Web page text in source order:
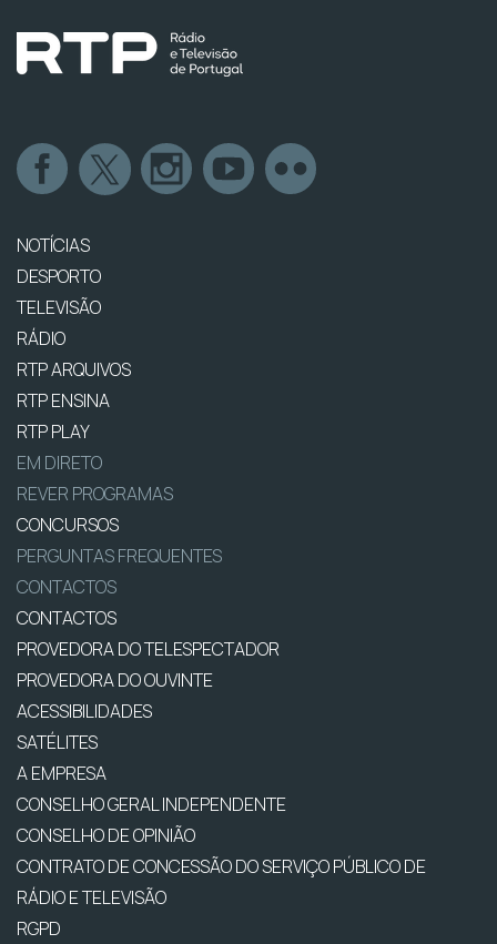
NOTÍCIAS
DESPORTO
TELEVISÃO
RÁDIO
RTP ARQUIVOS
RTP ENSINA
RTP PLAY
EM DIRETO
REVER PROGRAMAS
CONCURSOS
PERGUNTAS FREQUENTES
CONTACTOS
CONTACTOS
PROVEDORA DO TELESPECTADOR
PROVEDORA DO OUVINTE
ACESSIBILIDADES
SATÉLITES
A EMPRESA
CONSELHO GERAL INDEPENDENTE
CONSELHO DE OPINIÃO
CONTRATO DE CONCESSÃO DO SERVIÇO PÚBLICO DE
RÁDIO E TELEVISÃO
RGPD